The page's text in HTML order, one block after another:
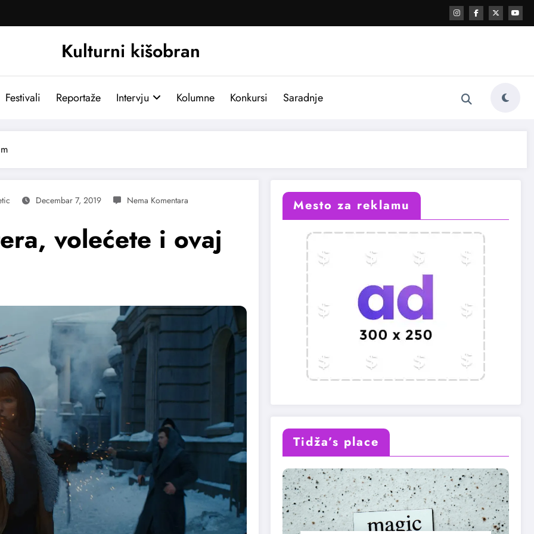
Kulturni kišobran
Festivali Reportaže Intervju Kolumne Konkursi Saradnje
Decembar 7, 2019
volećete i ovaj
Mesto za reklamu
Tidža’s place